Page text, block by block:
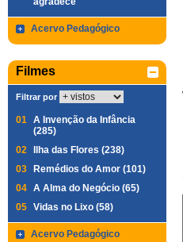
Acervo Pedagógico
Filmes
Filtrar por
01 A Invenção da Infância
(285)
02
Ilha das Flores (238)
03
Remédios do Amor (101)
04 A Alma do Negócio (65)
05 Vidas no Lixo (58)
Acervo Pedagógico